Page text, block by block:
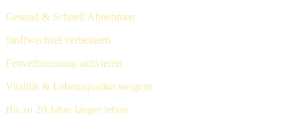
Gesund & Schnell Abnehmen
Stoffwechsel verbessern
Fettverbrennung aktivieren
Vitalität & Lebensqualität steigern
Bis zu 20 Jahre länger leben